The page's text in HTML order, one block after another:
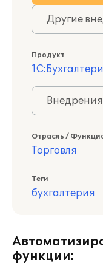
Другие
Продукт
Отрасль /
Торговля
Теги
бухгалтерия
функции: